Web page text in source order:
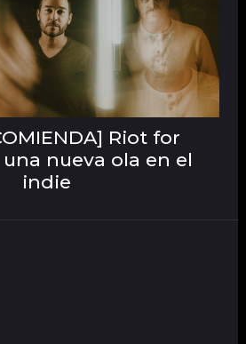
Riot for
nueva ola en el
indie